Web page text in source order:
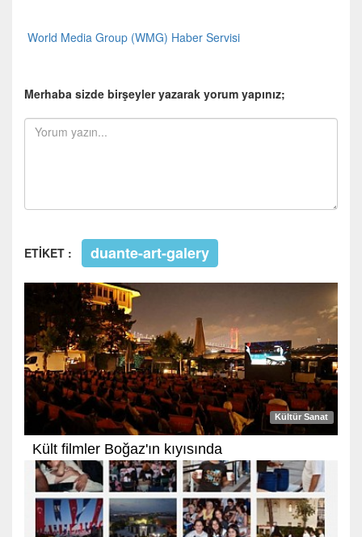
World Media Group (WMG) Haber Servisi
Merhaba sizde birşeyler yazarak yorum yapınız;
ETİKET : duante-art-galery
Kültür Sanat
Kült filmler Boğaz'ın kıyısında